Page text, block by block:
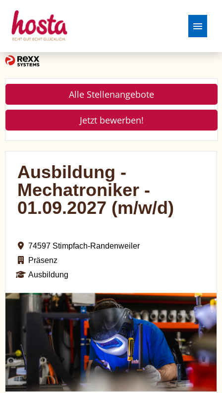
Stellenangebote
Alle Stellenangebote
Jetzt bewerben!
Ausbildung -
Mechatroniker -
01.09.2027 (m/w/d)
74597 Stimpfach-Randenweiler
Präsenz
Ausbildung